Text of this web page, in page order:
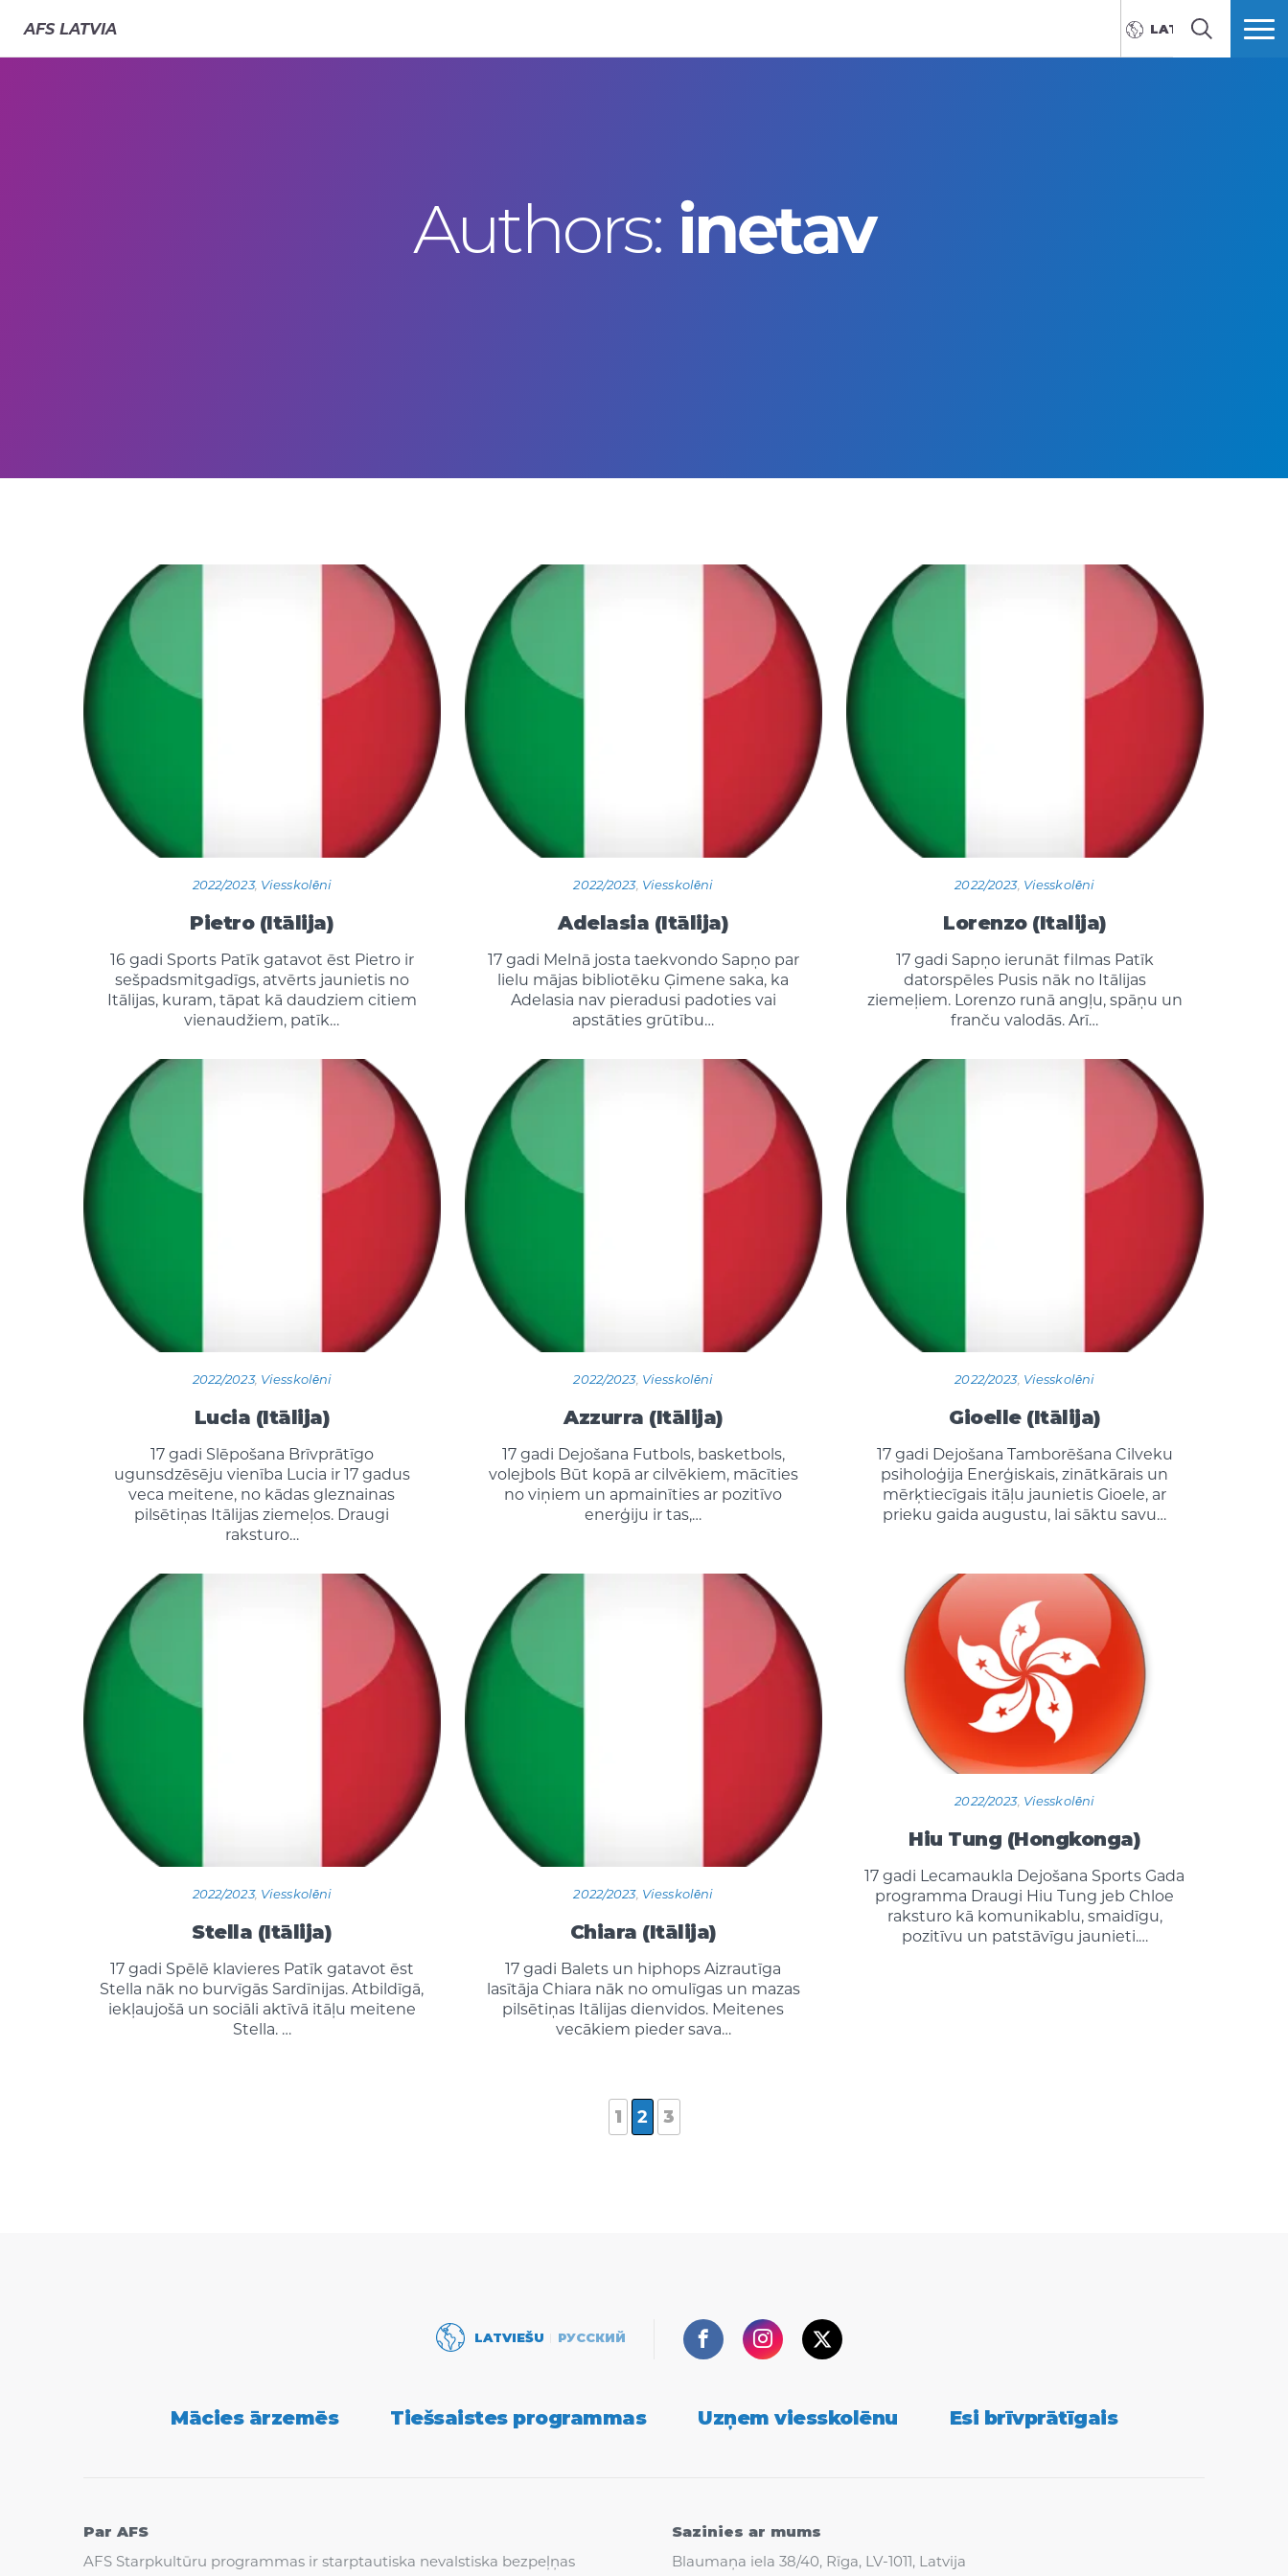
AFS LATVIA LATVIEŠU
MEKLĒT
Authors: inetav
2022/2023, Viesskolēni
Pietro (Itālija)
16 gadi Sports Patīk gatavot ēst Pietro ir
sešpadsmitgadīgs, atvērts jaunietis no
Itālijas, kuram, tāpat kā daudziem citiem
vienaudžiem, patīk…
2022/2023, Viesskolēni
Adelasia (Itālija)
17 gadi Melnā josta taekvondo Sapņo par
lielu mājas bibliotēku Ģimene saka, ka
Adelasia nav pieradusi padoties vai
apstāties grūtību…
2022/2023, Viesskolēni
Lorenzo (Italija)
17 gadi Sapņo ierunāt filmas Patīk
datorspēles Pusis nāk no Itālijas
ziemeļiem. Lorenzo runā angļu, spāņu un
franču valodās. Arī…
2022/2023, Viesskolēni
Lucia (Itālija)
17 gadi Slēpošana Brīvprātīgo
ugunsdzēsēju vienība Lucia ir 17 gadus
veca meitene, no kādas gleznainas
pilsētiņas Itālijas ziemeļos. Draugi
raksturo…
2022/2023, Viesskolēni
Azzurra (Itālija)
17 gadi Dejošana Futbols, basketbols,
volejbols Būt kopā ar cilvēkiem, mācīties
no viņiem un apmainīties ar pozitīvo
enerģiju ir tas,…
2022/2023, Viesskolēni
Gioelle (Itālija)
17 gadi Dejošana Tamborēšana Cilveku
psiholoģija Enerģiskais, zinātkārais un
mērķtiecīgais itāļu jaunietis Gioele, ar
prieku gaida augustu, lai sāktu savu…
2022/2023, Viesskolēni
Stella (Itālija)
17 gadi Spēlē klavieres Patīk gatavot ēst
Stella nāk no burvīgās Sardīnijas. Atbildīgā,
iekļaujošā un sociāli aktīvā itāļu meitene
Stella. …
2022/2023, Viesskolēni
Chiara (Itālija)
17 gadi Balets un hiphops Aizrautīga
lasītāja Chiara nāk no omulīgas un mazas
pilsētiņas Itālijas dienvidos. Meitenes
vecākiem pieder sava…
2022/2023, Viesskolēni
Hiu Tung (Hongkonga)
17 gadi Lecamaukla Dejošana Sports Gada
programma Draugi Hiu Tung jeb Chloe
raksturo kā komunikablu, smaidīgu,
pozitīvu un patstāvīgu jaunieti.…
1 2 3
LATVIEŠU РУССКИЙ FacebookInstagramTwitter
Mācies ārzemēs Tiešsaistes programmas Uzņem viesskolēnu Esi brīvprātīgais
Sazinies ar mums
Blaumaņa iela 38/40, Rīga, LV-1011, Latvija
Par AFS
AFS Starpkultūru programmas ir starptautiska nevalstiska bezpeļņas